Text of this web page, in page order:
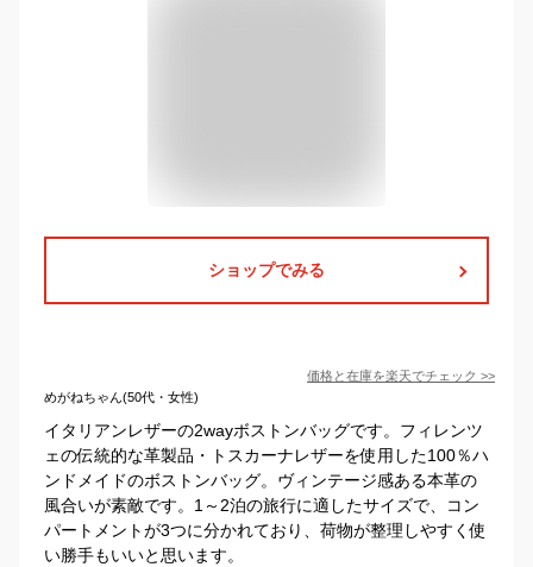
ショップでみる
価格と在庫を楽天でチェック >>
めがねちゃん(50代・女性)
イタリアンレザーの2wayボストンバッグです。フィレンツ
ェの伝統的な革製品・トスカーナレザーを使用した100％ハ
ンドメイドのボストンバッグ。ヴィンテージ感ある本革の
風合いが素敵です。1～2泊の旅行に適したサイズで、コン
パートメントが3つに分かれており、荷物が整理しやすく使
い勝手もいいと思います。